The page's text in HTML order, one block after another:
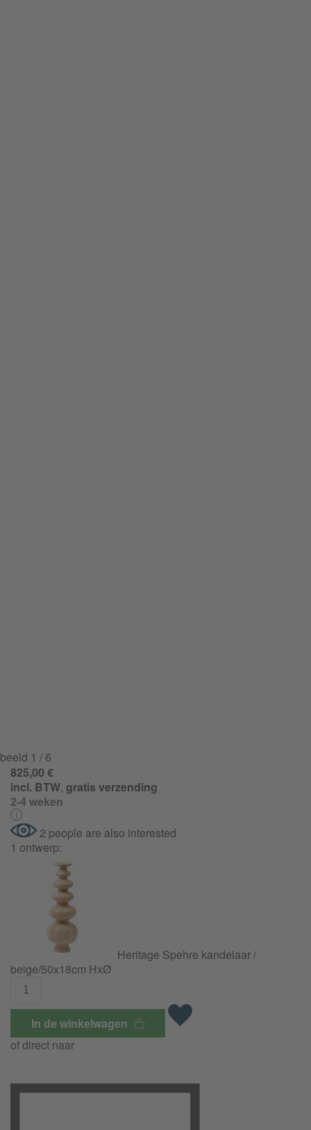
beeld 1 / 6
825,00 €
incl. BTW, gratis verzending
2-4 weken
2 people are also interested
1 ontwerp:
Heritage Spehre kandelaar /
beige/50x18cm HxØ
In de winkelwagen
of direct naar